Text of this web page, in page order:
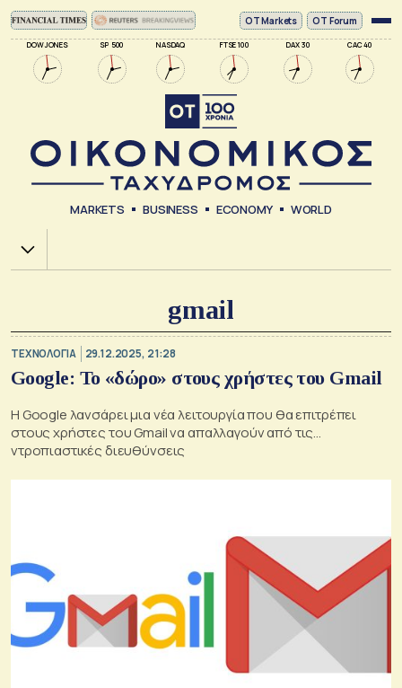
DOW JONES SP 500 NASDAQ FTSE 100 DAX 30 CAC 40
ΟΤ Markets OT Forum
MARKETS BUSINESS ECONOMY WORLD
Χ.Α.
gmail
ΤΕΧΝΟΛΟΓΙΑ 29.12.2025, 21:28
Google: Το «δώρο» στους χρήστες του Gmail
Η Google λανσάρει μια νέα λειτουργία που θα επιτρέπει
στους χρήστες του Gmail να απαλλαγούν από τις…
ντροπιαστικές διευθύνσεις